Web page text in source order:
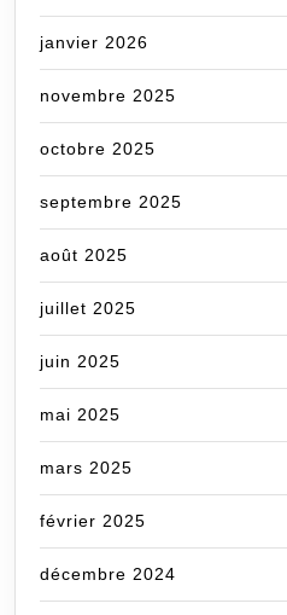
janvier 2026
novembre 2025
octobre 2025
septembre 2025
août 2025
juillet 2025
juin 2025
mai 2025
mars 2025
février 2025
décembre 2024